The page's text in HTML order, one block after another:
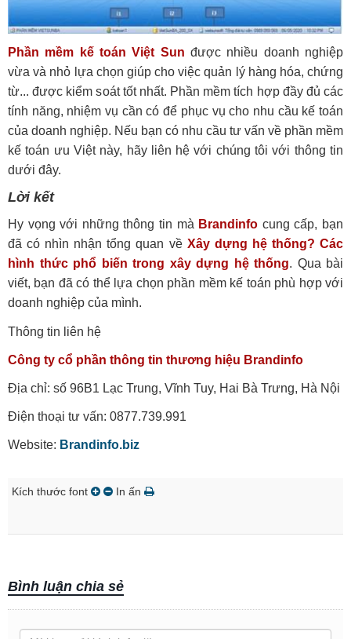
Phần mềm kế toán Việt Sun được nhiều doanh nghiệp
vừa và nhỏ lựa chọn giúp cho việc quản lý hàng hóa, chứng
từ... được kiểm soát tốt nhất. Phần mềm tích hợp đầy đủ các
tính năng, nhiệm vụ cần có để phục vụ cho nhu cầu kế toán
của doanh nghiệp. Nếu bạn có nhu cầu tư vấn về phần mềm
kế toán ưu Việt này, hãy liên hệ với chúng tôi với thông tin
dưới đây.
Lời kết
Hy vọng với những thông tin mà Brandinfo cung cấp, bạn
đã có nhìn nhận tổng quan về Xây dựng hệ thống? Các
hình thức phổ biến trong xây dựng hệ thống. Qua bài
viết, bạn đã có thể lựa chọn phần mềm kế toán phù hợp với
doanh nghiệp của mình.
Thông tin liên hệ
Công ty cổ phần thông tin thương hiệu Brandinfo
Địa chỉ: số 96B1 Lạc Trung, Vĩnh Tuy, Hai Bà Trưng, Hà Nội
Điện thoại tư vấn: 0877.739.991
Website: Brandinfo.biz
Kích thước font In ấn
Bình luận chia sẻ